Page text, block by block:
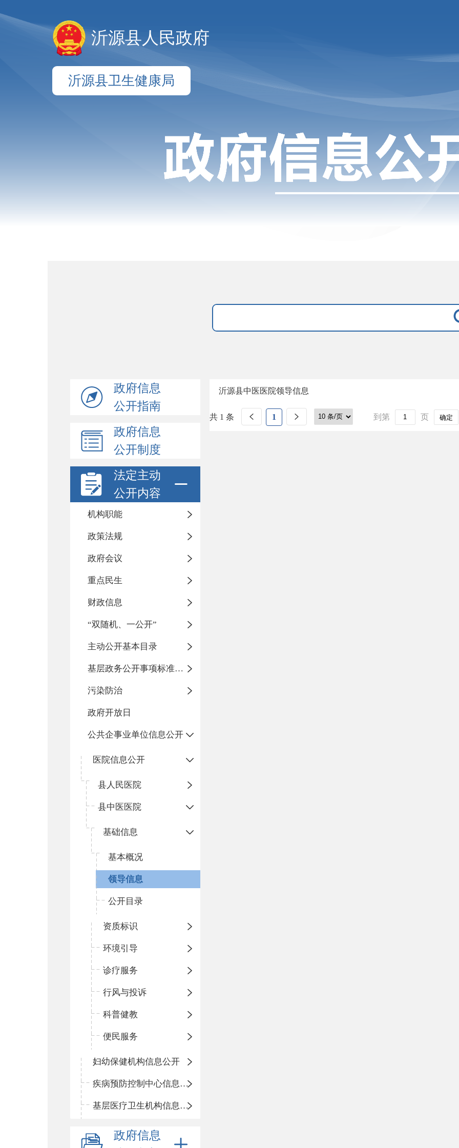
沂源县人民政府
沂源县卫生健康局
政府信息
公开指南
政府信息
公开制度
法定主动
公开内容
机构职能
政策法规
政府会议
重点民生
财政信息
“双随机、一公开”
主动公开基本目录
基层政务公开事项标准目录
污染防治
政府开放日
公共企事业单位信息公开
医院信息公开
县人民医院
县中医医院
基础信息
基本概况
领导信息
公开目录
资质标识
环境引导
诊疗服务
行风与投诉
科普健教
便民服务
妇幼保健机构信息公开
疾病预防控制中心信息公开
基层医疗卫生机构信息公开
政府信息
沂源县中医医院领导信息
共 1 条 1 到第 页 确定